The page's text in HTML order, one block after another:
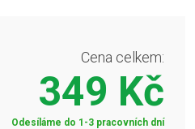
Cena celkem:
349 Kč
Odesíláme do 1-3 pracovních dní